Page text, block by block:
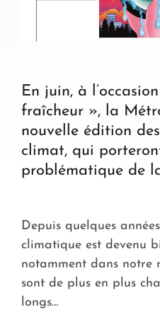
En juin, à
fraîcheur », la
nouvelle édition
climat, qui
problématique de
Depuis quelques
climatique est devenu
notamment dans notre
sont de plus en plus
longs…